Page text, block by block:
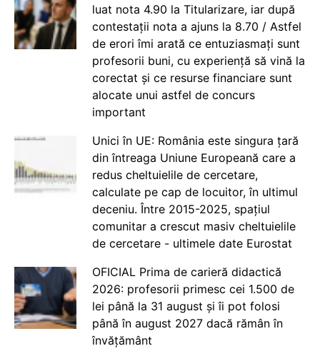
luat nota 4.90 la Titularizare, iar după
contestații nota a ajuns la 8.70 / Astfel
de erori îmi arată ce entuziasmați sunt
profesorii buni, cu experiență să vină la
corectat și ce resurse financiare sunt
alocate unui astfel de concurs
important
Unici în UE: România este singura țară
din întreaga Uniune Europeană care a
redus cheltuielile de cercetare,
calculate pe cap de locuitor, în ultimul
deceniu. Între 2015-2025, spațiul
comunitar a crescut masiv cheltuielile
de cercetare - ultimele date Eurostat
OFICIAL Prima de carieră didactică
2026: profesorii primesc cei 1.500 de
lei până la 31 august și îi pot folosi
până în august 2027 dacă rămân în
învățământ